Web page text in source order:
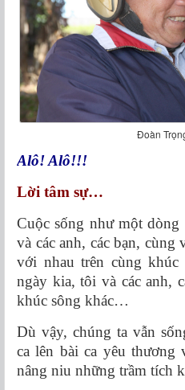
Đoàn
Alô! Alô!!!
Lời tâm sự…
Cuộc sống như một
và các anh, các bạn,
với nhau trên cùng
ngày kia, tôi và các anh,
khúc sông khác…
Dù vậy, chúng ta vẫn
ca lên bài ca yêu
nâng niu những trầm tích